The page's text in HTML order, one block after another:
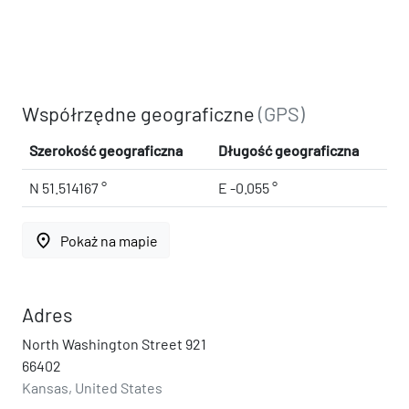
Współrzędne geograficzne(GPS)
Szerokość geograficzna Długość geograficzna
N 51.514167 ° E -0.055 °
place Pokaż na mapie
Adres
North Washington Street 921
66402
Kansas, United States